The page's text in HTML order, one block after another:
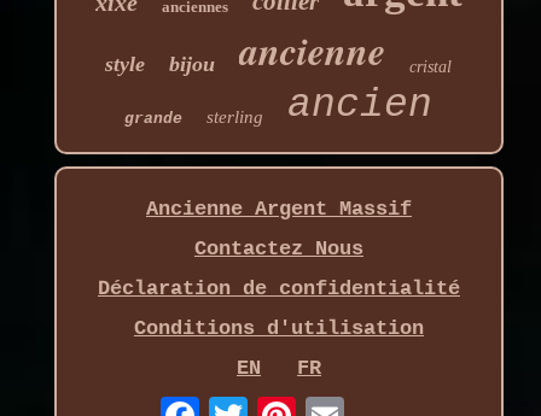
anciennes
style bijou ancienne cristal
grande sterling ancien
Ancienne Argent Massif
Contactez Nous
Déclaration de confidentialité
Conditions d'utilisation
EN
FR